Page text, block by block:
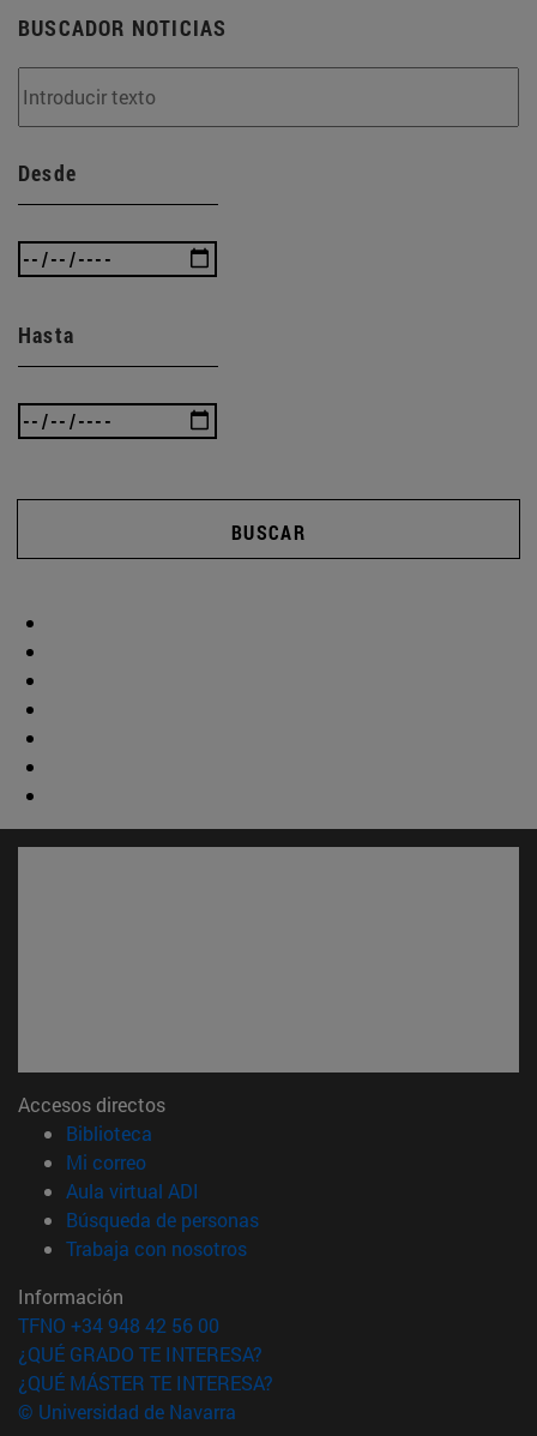
BUSCADOR NOTICIAS
Desde
Hasta
BUSCAR
Accesos directos
Biblioteca
Mi correo(abre en nueva ventana)
Aula virtual ADI
Búsqueda de personas(abre en nueva ventana)
Trabaja con nosotros(abre en nueva ventana)
Información
TFNO +34 948 42 56 00
¿QUÉ GRADO TE INTERESA?
¿QUÉ MÁSTER TE INTERESA?
© Universidad de Navarra